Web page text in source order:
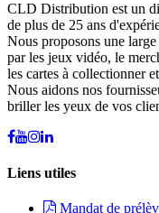
CLD Distribution est un
de plus de 25 ans
Nous proposons une
par les jeux vidéo, le
les cartes à collectionner
Nous aidons nos
briller les yeux de vos
Liens utiles
Mandat de